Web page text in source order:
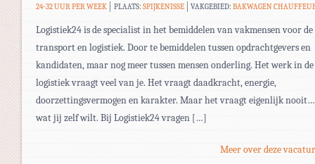
24-32 UUR PER WEEK PLAATS: SPIJKENISSE VAKGEBIED:BAKWAGEN
Logistiek24 is de specialist in het bemiddelen van vakmensen voor de
transport en logistiek. Door te bemiddelen tussen opdrachtgevers en
kandidaten, maar nog meer tussen mensen onderling. Het werk in de
logistiek vraagt veel van je. Het vraagt daadkracht, energie,
doorzettingsvermogen en karakter. Maar het vraagt eigenlijk nooit…
wat jij zelf wilt. Bij Logistiek24 vragen […]
Meer over deze